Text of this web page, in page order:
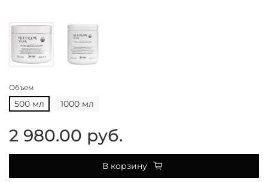
Объем
500 мл 1000 мл
2 980.00 руб.
В корзину